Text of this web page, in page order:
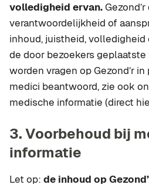
volledigheid ervan.
verantwoordelijkheid of
inhoud, juistheid,
de door bezoekers geplaatste
worden vragen op Gezond’r
medici beantwoord, zie ook
medische informatie (direct
3. Voorbehoud bij
informatie
Let op: de inhoud op